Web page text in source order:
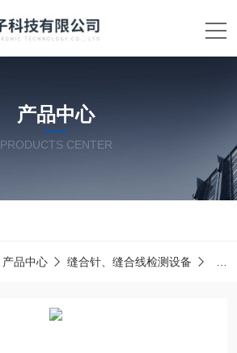
产品中心
PRODUCTS CENTER
产品中心 缝合针、缝合线检测设备